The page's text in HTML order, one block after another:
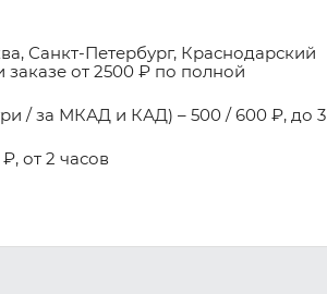
Санкт-Петербург, Краснодарский
от 2500 ₽ по полной
/ за МКАД и КАД) – 500 / 600 ₽, до 3
от 2 часов